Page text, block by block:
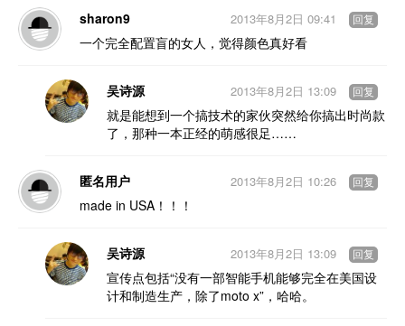
sharon9
一个完全配置盲的女人，觉得颜色真好看
2013年8月2日 09:41 回复
吴诗源
就是能想到一个搞技术的家伙突然给你搞出时尚款
了，那种一本正经的萌感很足……
2013年8月2日 13:09 回复
匿名用户
made in USA！！！
2013年8月2日 10:26 回复
吴诗源
宣传点包括“没有一部智能手机能够完全在美国设
计和制造生产，除了moto x”，哈哈。
2013年8月2日 13:09 回复